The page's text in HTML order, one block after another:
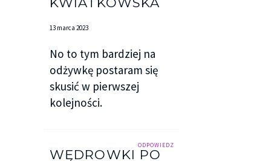
13 marca 2023
No to tym bardziej na
odżywkę postaram się
skusić w pierwszej
kolejności.
ODPOWIEDZ
WĘDROWKI PO